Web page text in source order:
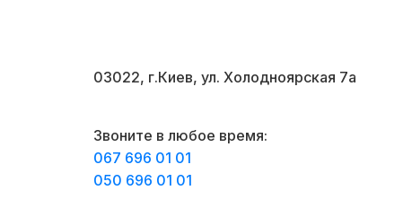
03022, г.Киев, ул. Холодноярская 7а
Звоните в любое время:
067 696 01 01
050 696 01 01